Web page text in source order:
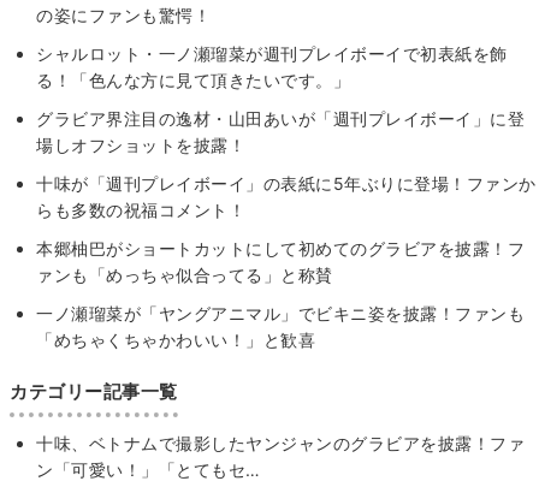
の姿にファンも驚愕！
シャルロット・一ノ瀬瑠菜が週刊プレイボーイで初表紙を飾
る！「色んな方に見て頂きたいです。」
グラビア界注目の逸材・山田あいが「週刊プレイボーイ」に登
場しオフショットを披露！
十味が「週刊プレイボーイ」の表紙に5年ぶりに登場！ファンか
らも多数の祝福コメント！
本郷柚巴がショートカットにして初めてのグラビアを披露！フ
ァンも「めっちゃ似合ってる」と称賛
一ノ瀬瑠菜が「ヤングアニマル」でビキニ姿を披露！ファンも
「めちゃくちゃかわいい！」と歓喜
カテゴリー記事一覧
十味、ベトナムで撮影したヤンジャンのグラビアを披露！ファ
ン「可愛い！」「とてもセ…